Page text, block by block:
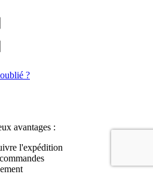
?
avantages :
l'expédition